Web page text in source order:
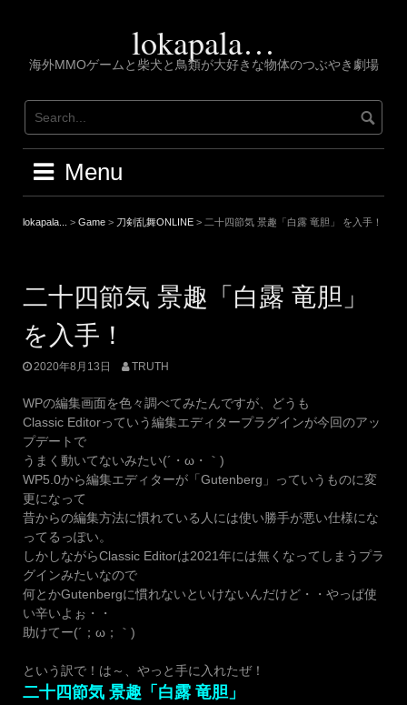
lokapala…
海外MMOゲームと柴犬と鳥類が大好きな物体のつぶやき劇場
Menu
lokapala... > Game > 刀剣乱舞ONLINE > 二十四節気 景趣「白露 竜胆」 を入手！
二十四節気 景趣「白露 竜胆」
を入手！
2020年8月13日 TRUTH
WPの編集画面を色々調べてみたんですが、どうも
Classic Editorっていう編集エディタープラグインが今回のアッ
プデートで
うまく動いてないみたい(´・ω・｀)
WP5.0から編集エディターが「Gutenberg」っていうものに変
更になって
昔からの編集方法に慣れている人には使い勝手が悪い仕様にな
ってるっぽい。
しかしながらClassic Editorは2021年には無くなってしまうプラ
グインみたいなので
何とかGutenbergに慣れないといけないんだけど・・やっぱ使
い辛いよぉ・・
助けてー(´；ω；｀)
という訳で！は～、やっと手に入れたぜ！
二十四節気 景趣「白露 竜胆」